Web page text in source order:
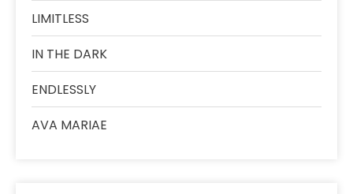
LIMITLESS
IN THE DARK
ENDLESSLY
AVA MARIAE